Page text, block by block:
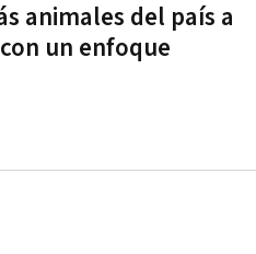
animales del país a
un enfoque